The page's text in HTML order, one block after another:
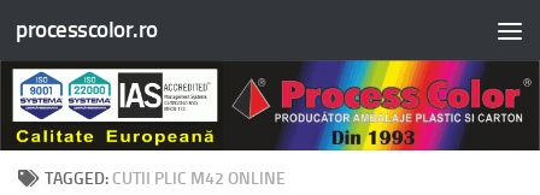
Skip to content
processcolor.ro
TAGGED: CUTII PLIC M42 ONLINE